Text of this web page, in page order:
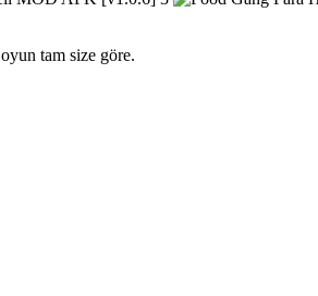
tam size göre.